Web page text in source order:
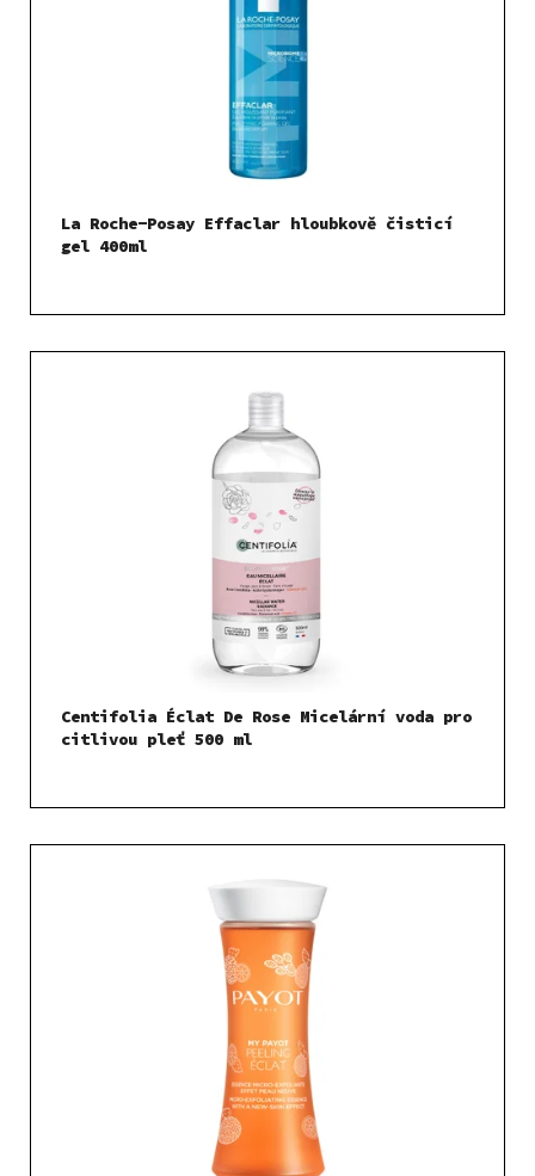
La Roche-Posay Effaclar hloubkově čisticí
gel 400ml
Centifolia Éclat De Rose Micelární voda pro
citlivou pleť 500 ml